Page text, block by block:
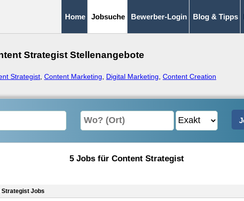
Home Jobsuche Bewerber-Login Blog & Tipps
Strategist Stellenangebote
Strategist Content Marketing Digital Marketing Content Creation
5 Jobs für Content Strategist
Strategist Jobs